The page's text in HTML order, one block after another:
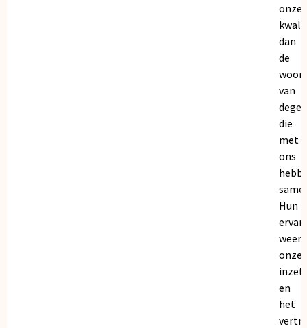
onze
dan
de
van
die
met
ons
Hun
onze
inzet
en
het